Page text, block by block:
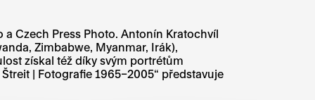
Czech Press Photo. Antonín Kratochvíl
Zimbabwe, Myanmar, Irák),
získal též díky svým portrétům
| Fotografie 1965–2005“ představuje